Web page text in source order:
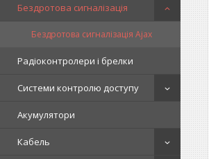
Бездротова сигналізація
Бездротова сигналізація Ajax
Радіоконтролери і брелки
Системи контролю доступу
Акумулятори
Кабель